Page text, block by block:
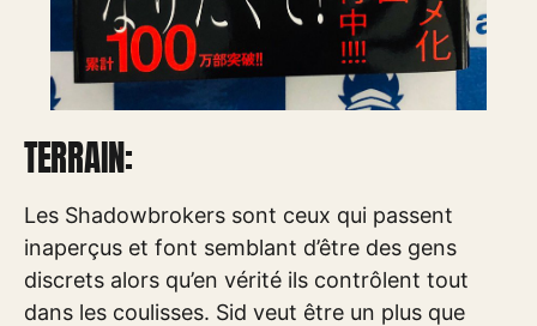
TERRAIN:
Les Shadowbrokers sont ceux qui passent
inaperçus et font semblant d’être des gens
discrets alors qu’en vérité ils contrôlent tout
dans les coulisses. Sid veut être un plus que